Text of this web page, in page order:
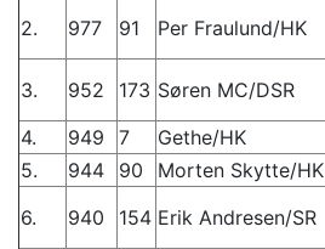
2.
977 91 Per Fraulund/HK
3.
952 173 Søren MC/DSR
4.
949 7 Gethe/HK
5.
944 90 Morten Skytte/HK
6.
940 154 Erik Andresen/SR